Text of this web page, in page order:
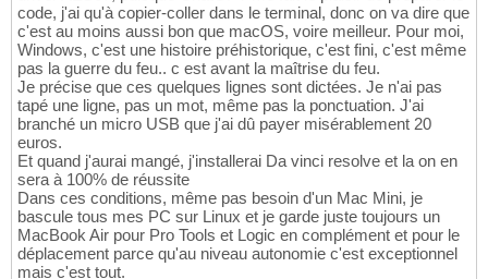
code, j'ai qu'à copier-coller dans le terminal, donc on va dire que
c'est au moins aussi bon que macOS, voire meilleur. Pour moi,
Windows, c'est une histoire préhistorique, c'est fini, c'est même
pas la guerre du feu.. c est avant la maîtrise du feu.
Je précise que ces quelques lignes sont dictées. Je n'ai pas
tapé une ligne, pas un mot, même pas la ponctuation. J'ai
branché un micro USB que j'ai dû payer misérablement 20
euros.
Et quand j'aurai mangé, j'installerai Da vinci resolve et la on en
sera à 100% de réussite
Dans ces conditions, même pas besoin d'un Mac Mini, je
bascule tous mes PC sur Linux et je garde juste toujours un
MacBook Air pour Pro Tools et Logic en complément et pour le
déplacement parce qu'au niveau autonomie c'est exceptionnel
mais c'est tout.